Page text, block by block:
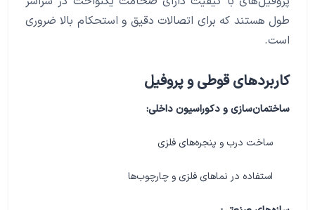
طول هستند که برای اتصالات دقیق و استحکام بالا ضروری
است.
کاربردهای قوطی و پروفیل
ساختمان‌سازی و دکوراسیون داخلی:
ساخت درب و پنجره‌های فلزی
استفاده در نماهای فلزی و چارچوب‌ها